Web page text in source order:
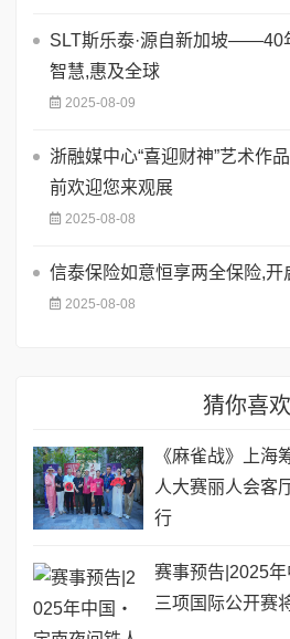
SLT斯乐泰·源自新加坡——40
智慧,惠及全球
2025-08-09
浙融媒中心“喜迎财神”艺术作
前欢迎您来观展
2025-08-08
信泰保险如意恒享两全保险,开
2025-08-08
猜你喜欢
《麻雀战》上海
人大赛丽人会客
行
赛事预告|2025
三项国际公开赛